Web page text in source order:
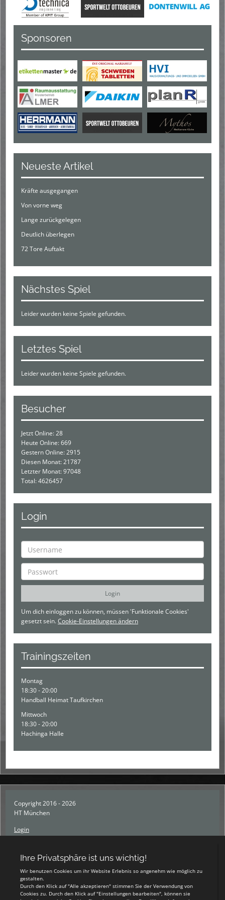
Sponsoren
Neueste Artikel
Kräfte ausgegangen
Von vorne weg
Lange zurückgelegen
Deutlich überlegen
72 Tore Auftakt
Nächstes Spiel
Leider wurden keine Spiele gefunden.
Letztes Spiel
Leider wurden keine Spiele gefunden.
Besucher
Jetzt Online: 28
Heute Online: 669
Gestern Online: 2915
Diesen Monat: 21787
Letzter Monat: 97048
Total: 4626457
Login
Um dich einloggen zu können, müssen 'Funktionale Cookies'
gesetzt sein.Cookie-Einstellungen ändern
Trainingszeiten
Montag
18:30 - 20:00
Handball Heimat Taufkirchen
Mittwoch
18:30 - 20:00
Hachinga Halle
Copyright 2016 - 2026
HT München
Login
Impressum
Datenschutzerklärung
Teamsports 2
Dein Sportverein online